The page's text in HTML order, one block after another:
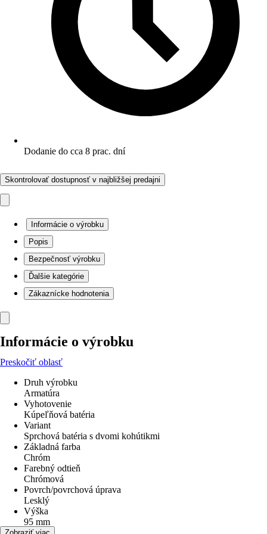
Dodanie do cca 8 prac. dní
Skontrolovať dostupnosť v najbližšej predajni
Informácie o výrobku
Popis
Bezpečnosť výrobku
Ďalšie kategórie
Zákaznícke hodnotenia
Informácie o výrobku
Preskočiť oblasť
Druh výrobku
Armatúra
Vyhotovenie
Kúpeľňová batéria
Variant
Sprchová batéria s dvomi kohútikmi
Základná farba
Chróm
Farebný odtieň
Chrómová
Povrch/povrchová úprava
Lesklý
Výška
95 mm